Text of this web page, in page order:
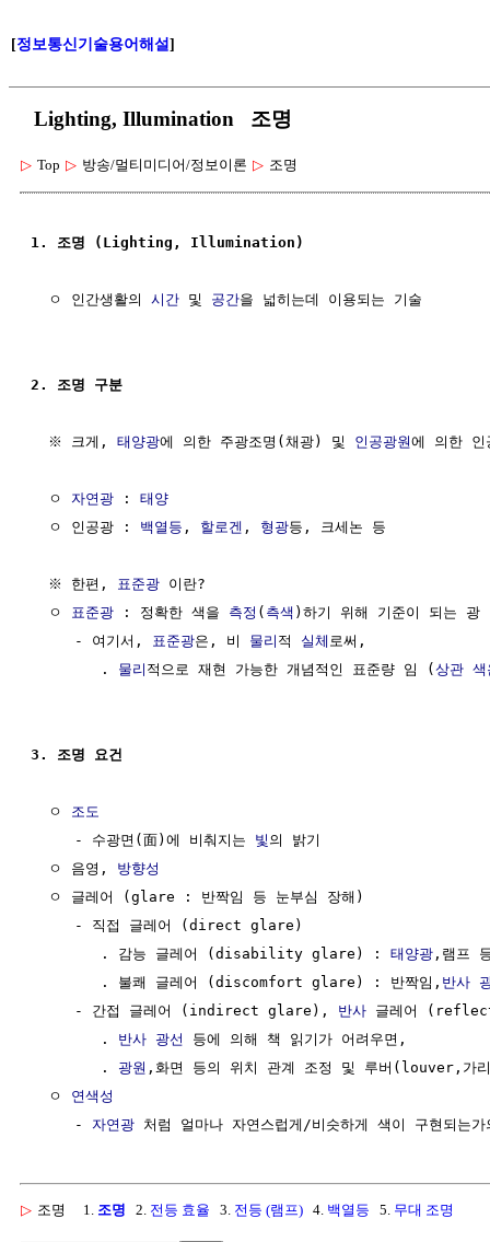
[정보통신기술용어해설]
Lighting, Illumination 조명
▷ Top ▷ 방송/멀티미디어/정보이론 ▷ 조명
1. 조명 (Lighting, Illumination)
  ㅇ 인간생활의
시간 및 공간을 넓히는데 이용되는 기술
2. 조명 구분
  ※ 크게,
태양광에 의한 주광조명(채광) 및 인공광원에 의한 인
  ㅇ
자연광 : 태양
  ㅇ 인공광 :
백열등 , 할로겐 , 형광등, 크세논 등
  ※ 한편,
표준광 이란?
  ㅇ
표준광 : 정확한 색을 측정 ( 측색 )하기 위해 기준이 되는 광
     - 여기서,
표준광은, 비 물리 적 실체 로써,
        .
물리 적으로 재현 가능한 개념적인 표준량 임 (상관 색
3. 조명 요건
  ㅇ
조도
     - 수광면(面)에 비춰지는
빛 의 밝기
  ㅇ 음영,
방향성
  ㅇ 글레어 (glare : 반짝임 등 눈부심 장해)
     - 직접 글레어 (direct glare)
        . 감능 글레어 (disability glare) :
태양광 ,램프
        . 불쾌 글레어 (discomfort glare) : 반짝임,
반사
     - 간접 글레어 (indirect glare),
반사 글레어
        .
반사 광선
등에 의해 책 읽기가 어려우면,
        .
광원 ,화면 등의 위치 관계 조정 및 루버(louver,가
  ㅇ
연색성
     -
자연광
▷ 조명 1. 조명 2. 전등 효율 3. 전등 (램프) 4. 백열등 5. 무대 조명